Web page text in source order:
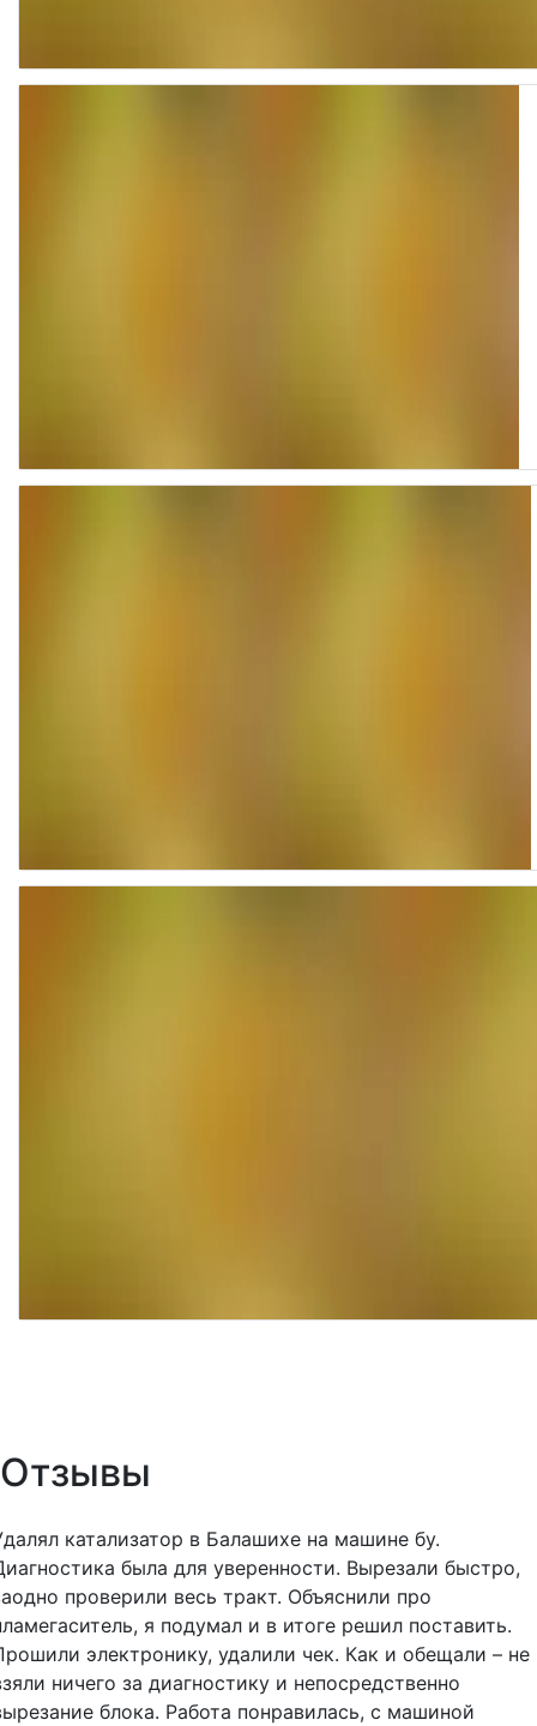
Отзывы
катализатор в Балашихе на машине бу.
была для уверенности. Вырезали быстро,
проверили весь тракт. Объяснили про
я подумал и в итоге решил поставить.
электронику, удалили чек. Как и обещали – не
ничего за диагностику и непосредственно
блока. Работа понравилась, с машиной